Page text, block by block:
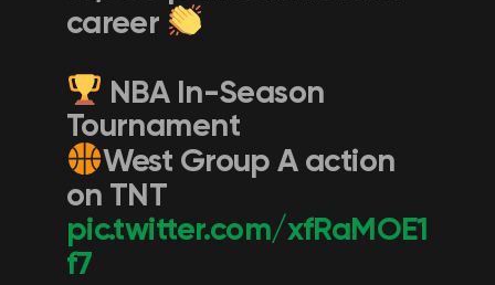
career
NBA In-Season
Tournament
West Group A action
on TNT
pic.twitter.com/xfRaMOE1
f7